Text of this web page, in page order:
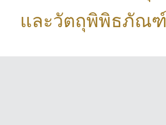
และวัตถุพิพิธภัณฑ์